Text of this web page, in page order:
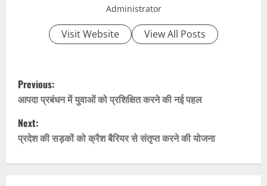
Administrator
Visit Website View All Posts
P
o
s
Previous:
आपदा प्रबंधन में युवाओं को प्रशिक्षित करने की नई पहल
Next:
प्रदेश की सड़कों को क्रैश बैरियर से संतृप्त करने की योजना